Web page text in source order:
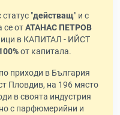
"действащ" и с
се отАТАНАС ПЕТРОВ
в КАПИТАЛ - ИЙСТ
от капитала.
приходи в България
Пловдив, на 196 място
в своята индустрия
с парфюмерийни и